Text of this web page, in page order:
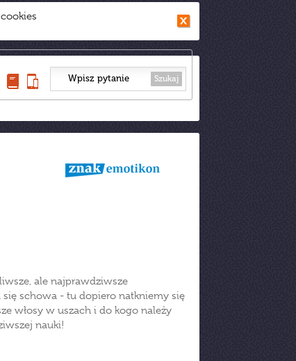
Szukaj
ale najprawdziwsze
schowa - tu dopiero natkniemy się
włosy w uszach i do kogo należy
nauki!